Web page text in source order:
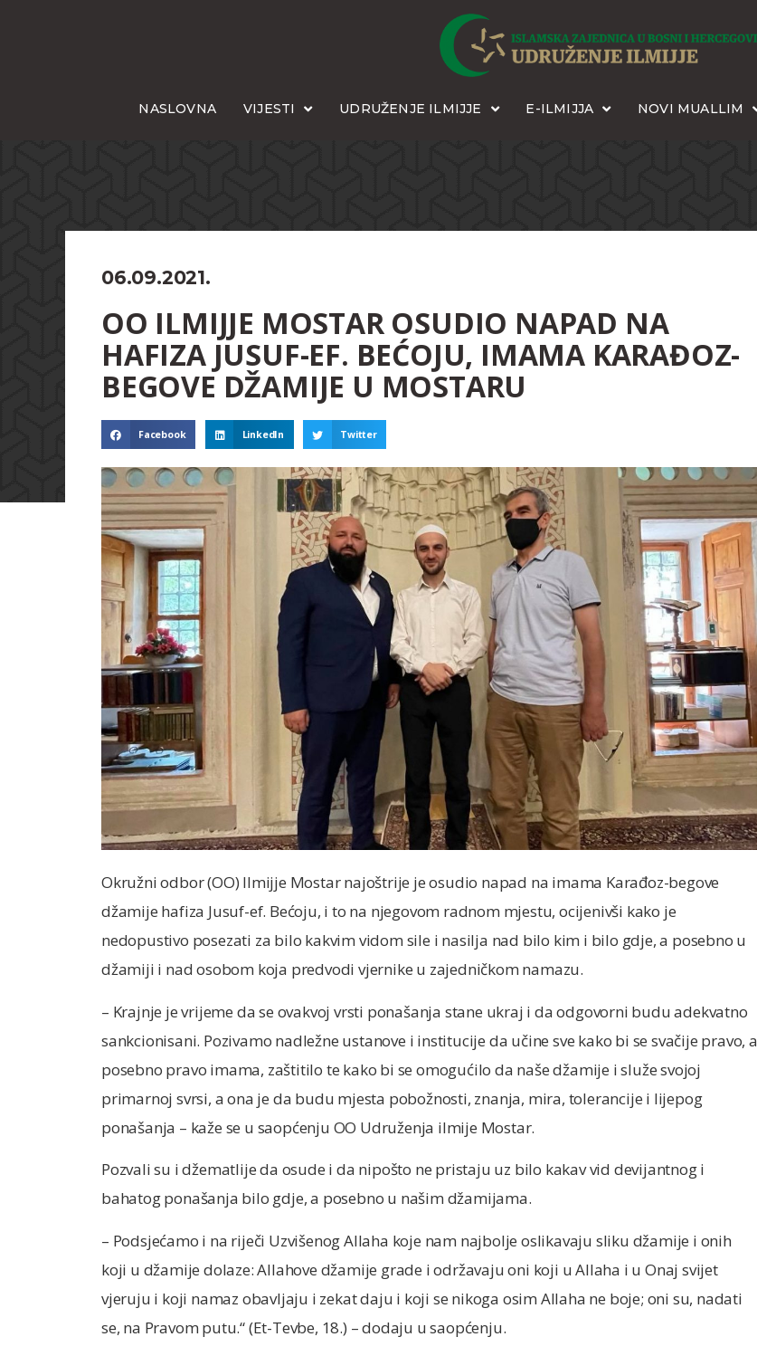
NASLOVNA VIJESTI UDRUŽENJE ILMIJJE E-ILMIJJA NOVI MUALLIM
06.09.2021.
OO ILMIJJE MOSTAR OSUDIO NAPAD NA
HAFIZA JUSUF-EF. BEĆOJU, IMAMA KARAĐOZ-
BEGOVE DŽAMIJE U MOSTARU
Facebook LinkedIn Twitter
Okružni odbor (OO) Ilmijje Mostar najoštrije je osudio napad na imama Karađoz-begove
džamije hafiza Jusuf-ef. Bećoju, i to na njegovom radnom mjestu, ocijenivši kako je
nedopustivo posezati za bilo kakvim vidom sile i nasilja nad bilo kim i bilo gdje, a posebno u
džamiji i nad osobom koja predvodi vjernike u zajedničkom namazu.
– Krajnje je vrijeme da se ovakvoj vrsti ponašanja stane ukraj i da odgovorni budu adekvatno
sankcionisani. Pozivamo nadležne ustanove i institucije da učine sve kako bi se svačije pravo, a
posebno pravo imama, zaštitilo te kako bi se omogućilo da naše džamije i služe svojoj
primarnoj svrsi, a ona je da budu mjesta pobožnosti, znanja, mira, tolerancije i lijepog
ponašanja – kaže se u saopćenju OO Udruženja ilmije Mostar.
Pozvali su i džematlije da osude i da nipošto ne pristaju uz bilo kakav vid devijantnog i
bahatog ponašanja bilo gdje, a posebno u našim džamijama.
– Podsjećamo i na riječi Uzvišenog Allaha koje nam najbolje oslikavaju sliku džamije i onih
koji u džamije dolaze: Allahove džamije grade i održavaju oni koji u Allaha i u Onaj svijet
vjeruju i koji namaz obavljaju i zekat daju i koji se nikoga osim Allaha ne boje; oni su, nadati
se, na Pravom putu.“ (Et-Tevbe, 18.) – dodaju u saopćenju.